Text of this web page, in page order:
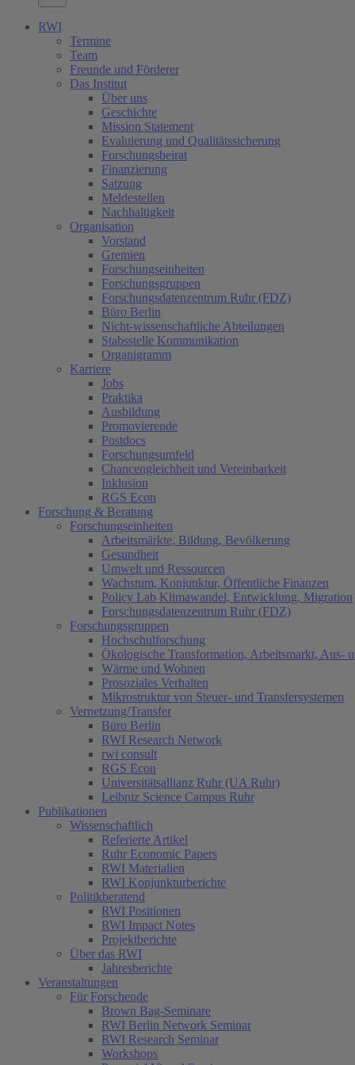
RWI
Termine
Team
Freunde und Förderer
Das Institut
Über uns
Geschichte
Mission Statement
Evaluierung und Qualitätssicherung
Forschungsbeirat
Finanzierung
Satzung
Meldestellen
Nachhaltigkeit
Organisation
Vorstand
Gremien
Forschungseinheiten
Forschungsgruppen
Forschungsdatenzentrum Ruhr (FDZ)
Büro Berlin
Nicht-wissenschaftliche Abteilungen
Stabsstelle Kommunikation
Organigramm
Karriere
Jobs
Praktika
Ausbildung
Promovierende
Postdocs
Forschungsumfeld
Chancengleichheit und Vereinbarkeit
Inklusion
RGS Econ
Forschung & Beratung
Forschungseinheiten
Arbeitsmärkte, Bildung, Bevölkerung
Gesundheit
Umwelt und Ressourcen
Wachstum, Konjunktur, Öffentliche Finanzen
Policy Lab Klimawandel, Entwicklung, Migration
Forschungsdatenzentrum Ruhr (FDZ)
Forschungsgruppen
Hochschulforschung
Ökologische Transformation, Arbeitsmarkt, Aus-
Wärme und Wohnen
Prosoziales Verhalten
Mikrostruktur von Steuer- und Transfersystemen
Vernetzung/Transfer
Büro Berlin
RWI Research Network
rwi consult
RGS Econ
Universitätsallianz Ruhr (UA Ruhr)
Leibniz Science Campus Ruhr
Publikationen
Wissenschaftlich
Referierte Artikel
Ruhr Economic Papers
RWI Materialien
RWI Konjunkturberichte
Politikberatend
RWI Positionen
RWI Impact Notes
Projektberichte
Über das RWI
Jahresberichte
Veranstaltungen
Für Forschende
Brown Bag-Seminare
RWI Berlin Network Seminar
RWI Research Seminar
Workshops